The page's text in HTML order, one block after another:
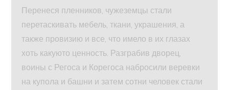
Перенеся пленников, чужеземцы стали
перетаскивать мебель, ткани, украшения, а
также провизию и все, что имело в их глазах
хоть какуюто ценность. Разграбив дворец,
воины с Регоса и Корегоса набросили веревки
на купола и башни и затем сотни человек стали